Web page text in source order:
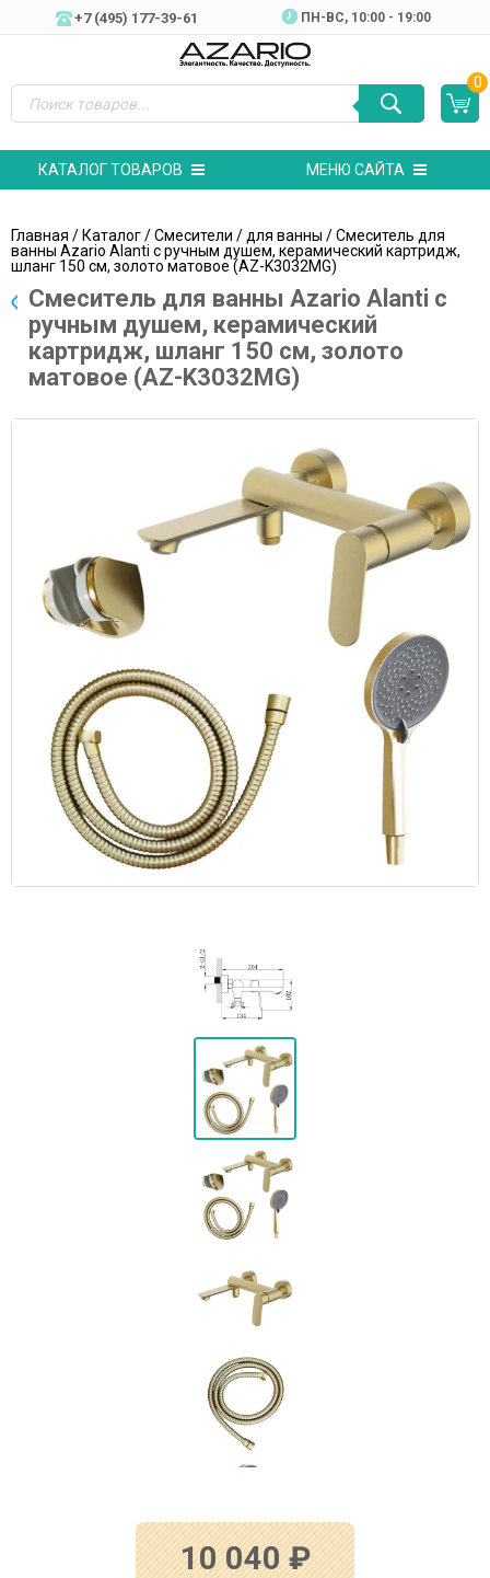
+7 (495) 177-39-61 ПН-ВC, 10:00 - 19:00
0
КАТАЛОГ ТОВАРОВ МЕНЮ САЙТА
Главная /Каталог/Смесители / для ванны / Cмеситель для
ванны Azario Alanti с ручным душем, керамический картридж,
шланг 150 см, золото матовое (AZ-K3032MG)
Cмеситель для ванны Azario Alanti с
ручным душем, керамический
картридж, шланг 150 см, золото
матовое (AZ-K3032MG)
10 040 ₽